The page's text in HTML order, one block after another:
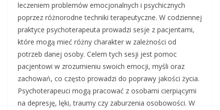
leczeniem problemów emocjonalnych i psychicznych
poprzez różnorodne techniki terapeutyczne. W codziennej
praktyce psychoterapeuta prowadzi sesje z pacjentami,
które mogą mieć różny charakter w zależności od
potrzeb danej osoby. Celem tych sesji jest pomoc
pacjentowi w zrozumieniu swoich emocji, myśli oraz
zachowań, co często prowadzi do poprawy jakości życia.
Psychoterapeuci mogą pracować z osobami cierpiącymi
na depresję, lęki, traumy czy zaburzenia osobowości. W